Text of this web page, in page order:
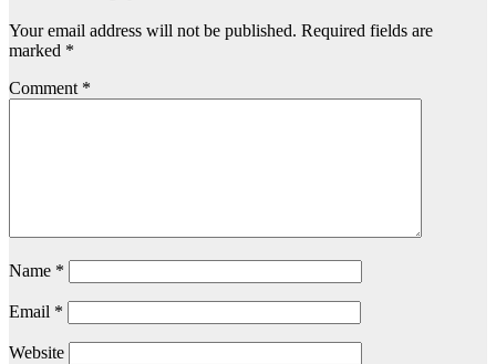
Your email address will not be published. Required fields are
marked *
Comment *
Name *
Email *
Website